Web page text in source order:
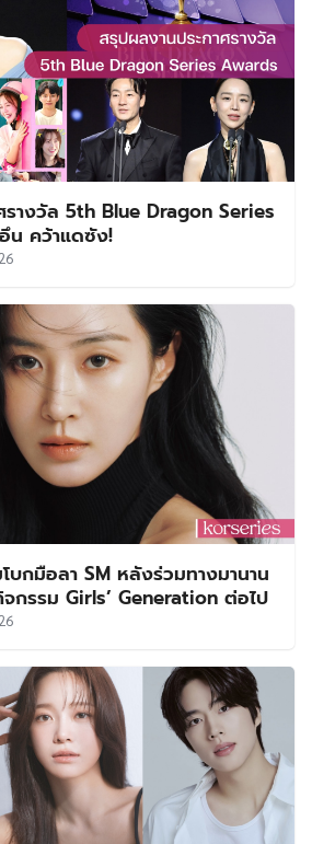
รางวัล 5th Blue Dragon Series
น คว้าแดซัง!
โบกมือลา SM หลังร่วมทางมานาน
กรรม Girls’ Generation ต่อไป